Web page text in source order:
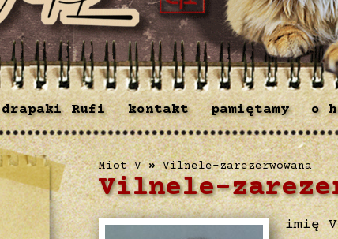
drapaki Rufi kontakt pamiętamy o
Vilnele-
Miot V»Vilnele-zarezerwowana
imię